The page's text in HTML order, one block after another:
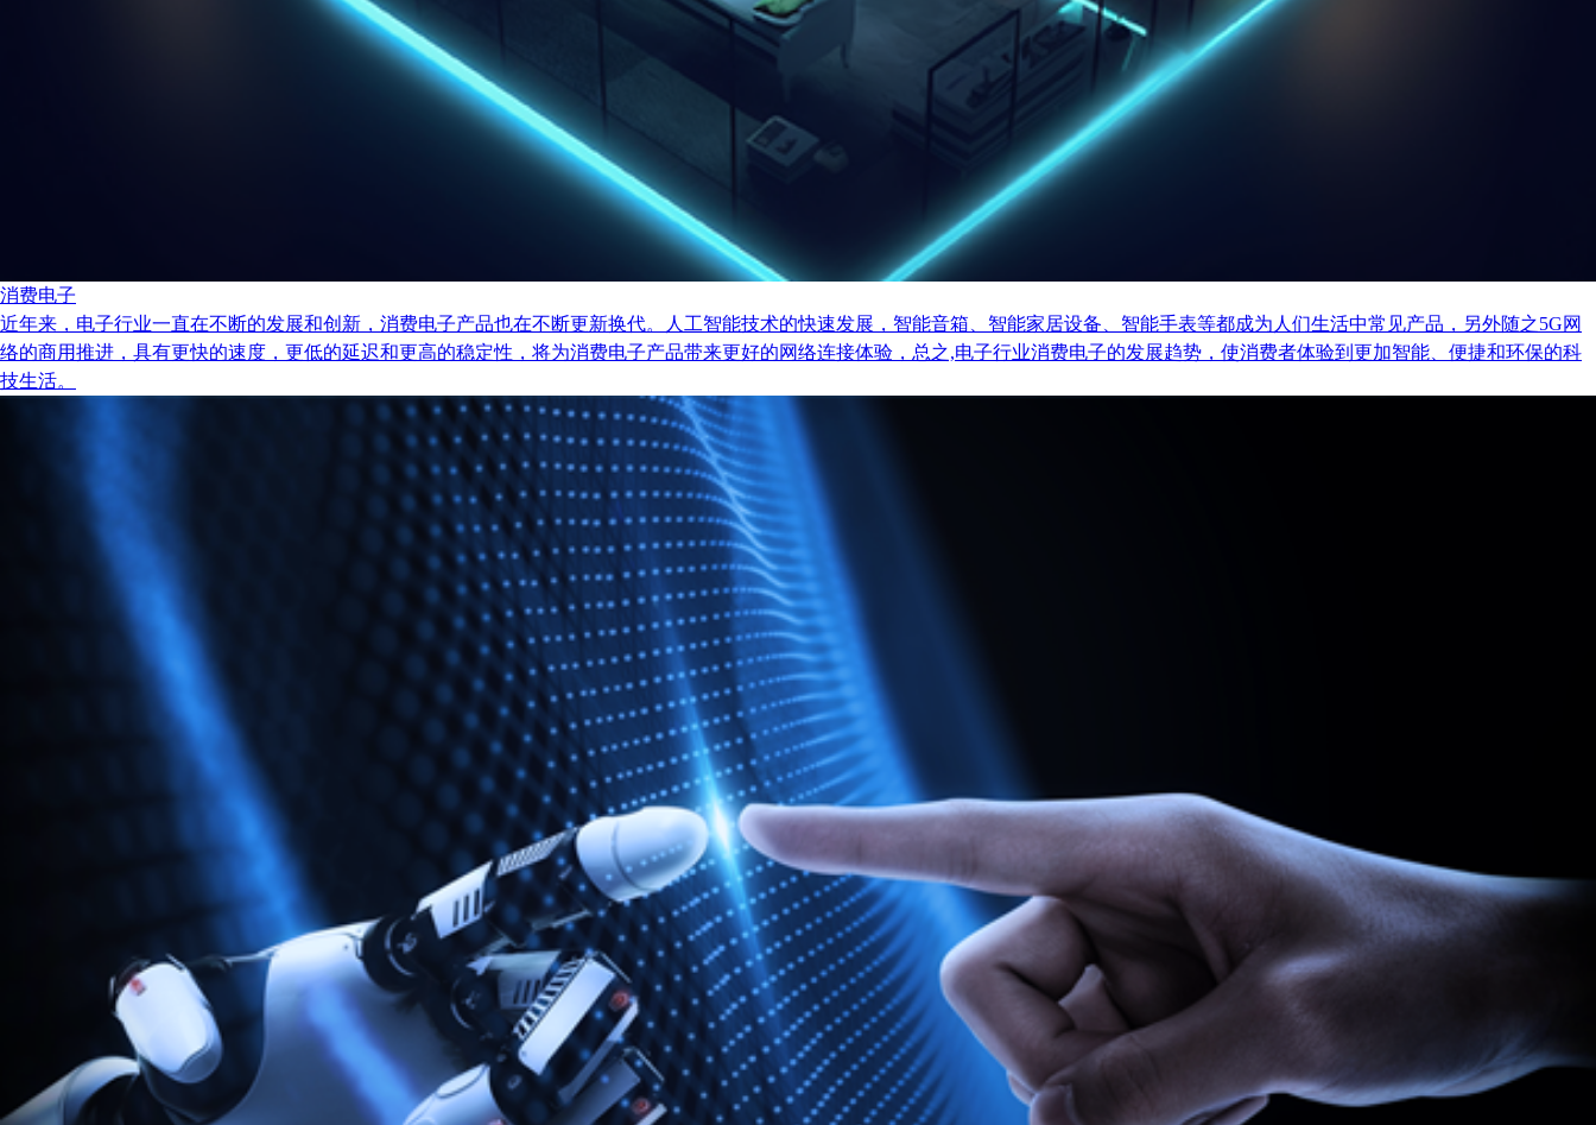
消费电子
近年来，电子行业一直在不断的发展和创新，消费电子产品也在不断更新换代。人工智能技术的快速发展，智能音箱、智能家居设备、智能手表等都成为人们生活中常见产品，另外随之5G网
络的商用推进，具有更快的速度，更低的延迟和更高的稳定性，将为消费电子产品带来更好的网络连接体验，总之,电子行业消费电子的发展趋势，使消费者体验到更加智能、便捷和环保的科
技生活。